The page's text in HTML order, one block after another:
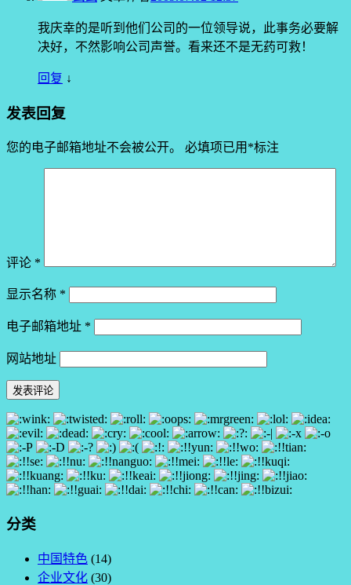
我庆幸的是听到他们公司的一位领导说，此事务必要解
决好，不然影响公司声誉。看来还不是无药可救！
回复 ↓
发表回复
您的电子邮箱地址不会被公开。 必填项已用 *标注
评论 *
显示名称 *
电子邮箱地址 *
网站地址
分类
中国特色 (14)
企业文化 (30)